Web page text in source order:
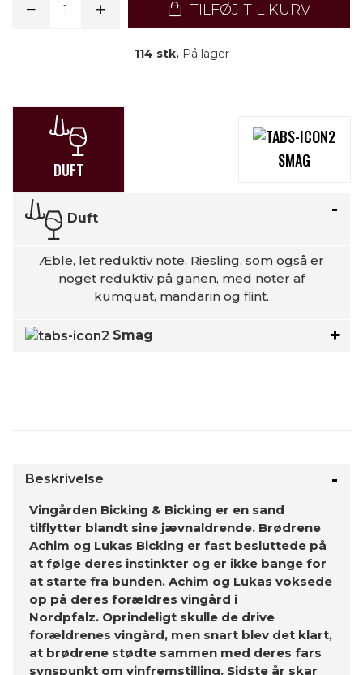
TILFØJ TIL KURV
114 stk.På lager
DUFT SMAG
Duft
Æble, let reduktiv note. Riesling, som også er
noget reduktiv på ganen, med noter af
kumquat, mandarin og flint.
Smag
Beskrivelse
Vingården Bicking & Bicking er en sand
tilflytter blandt sine jævnaldrende. Brødrene
Achim og Lukas Bicking er fast besluttede på
at følge deres instinkter og er ikke bange for
at starte fra bunden. Achim og Lukas voksede
op på deres forældres vingård i
Nordpfalz. Oprindeligt skulle de drive
forældrenes vingård, men snart blev det klart,
at brødrene stødte sammen med deres fars
synspunkt om vinfremstilling. Sidste år skar